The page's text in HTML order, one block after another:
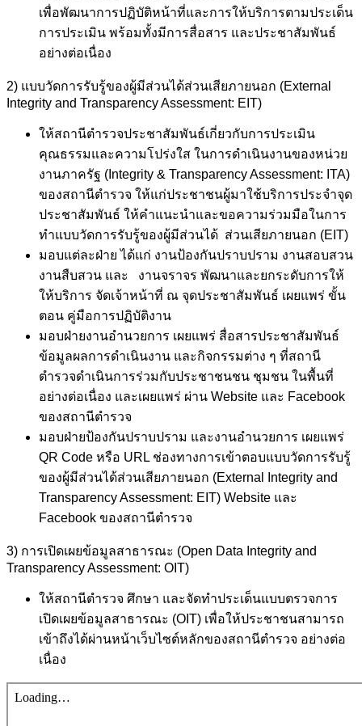
เพื่อพัฒนาการปฏิบัติหน้าที่และการให้บริการตามประเด็น
การประเมิน พร้อมทั้งมีการสื่อสาร และประชาสัมพันธ์
อย่างต่อเนื่อง
2) แบบวัดการรับรู้ของผู้มีส่วนได้ส่วนเสียภายนอก (External
Integrity and Transparency Assessment: EIT)
ให้สถานีตำรวจประชาสัมพันธ์เกี่ยวกับการประเมิน
คุณธรรมและความโปร่งใส ในการดำเนินงานของหน่วย
งานภาครัฐ (Integrity & Transparency Assessment: ITA)
ของสถานีตำรวจ ให้แก่ประชาชนผู้มาใช้บริการประจำจุด
ประชาสัมพันธ์ ให้คำแนะนำและขอความร่วมมือในการ
ทำแบบวัดการรับรู้ของผู้มีส่วนได้ ส่วนเสียภายนอก (EIT)
มอบแต่ละฝ่าย ได้แก่ งานป้องกันปราบปราม งานสอบสวน
งานสืบสวน และ งานจราจร พัฒนาและยกระดับการให้
ให้บริการ จัดเจ้าหน้าที่ ณ จุดประชาสัมพันธ์ เผยแพร่ ขั้น
ตอน คู่มือการปฏิบัติงาน
มอบฝ่ายงานอำนวยการ เผยแพร่ สื่อสารประชาสัมพันธ์
ข้อมูลผลการดำเนินงาน และกิจกรรมต่าง ๆ ที่สถานี
ตำรวจดำเนินการร่วมกับประชาชนชน ชุมชน ในพื้นที่
อย่างต่อเนื่อง และเผยแพร่ ผ่าน Website และ Facebook
ของสถานีตำรวจ
มอบฝ่ายป้องกันปราบปราม และงานอำนวยการ เผยแพร่
QR Code หรือ URL ช่องทางการเข้าตอบแบบวัดการรับรู้
ของผู้มีส่วนได้ส่วนเสียภายนอก (External Integrity and
Transparency Assessment: EIT) Website และ
Facebook ของสถานีตำรวจ
3) การเปิดเผยข้อมูลสาธารณะ (Open Data Integrity and
Transparency Assessment: OIT)
ให้สถานีตำรวจ ศึกษา และจัดทำประเด็นแบบตรวจการ
เปิดเผยข้อมูลสาธารณะ (OIT) เพื่อให้ประชาชนสามารถ
เข้าถึงได้ผ่านหน้าเว็บไซต์หลักของสถานีตำรวจ อย่างต่อ
เนื่อง